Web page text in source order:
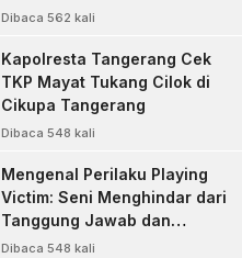
Dibaca 562 kali
Kapolresta Tangerang Cek
TKP Mayat Tukang Cilok di
Cikupa Tangerang
Dibaca 548 kali
Mengenal Perilaku Playing
Victim: Seni Menghindar dari
Tanggung Jawab dan
Solusinya
Dibaca 548 kali